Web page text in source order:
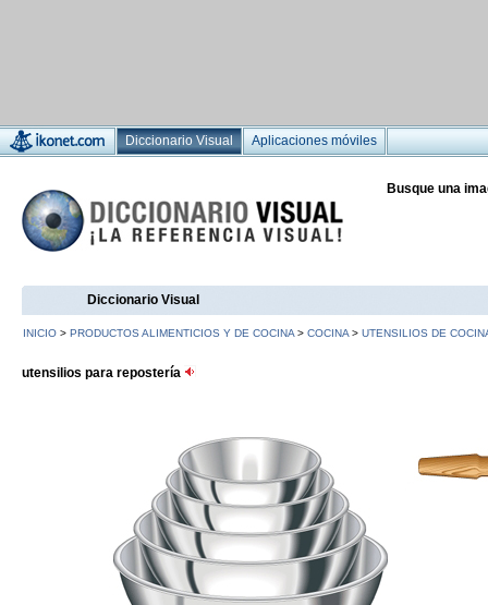
Diccionario Visual Aplicaciones móviles
Busque una
Diccionario Visual
INICIO > PRODUCTOS ALIMENTICIOS Y DE COCINA > COCINA > UTENSILIOS DE
utensilios para repostería